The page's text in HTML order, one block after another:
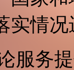
实情
服务